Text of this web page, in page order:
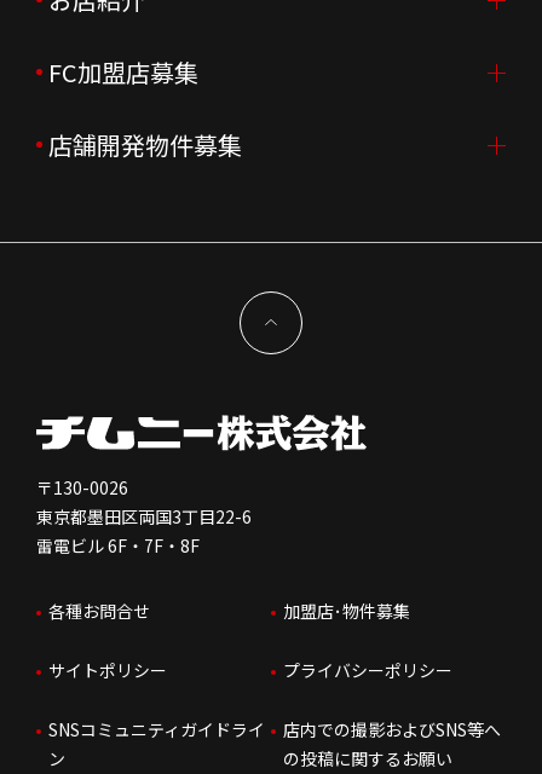
会社沿革
企業理念
新型コロナウイルス対応
月次売上
決算資料
コーポレートガバナンス
免責事項
株価情報
IRお問合せ
新卒採用
中途採用
会社を知る
人を知る
はたらく環境
人財育成
サステナビリティ
店舗を探す・予約する
よくあるご質問
FC加盟店募集
FC加盟店募集TOP
独立支援について
FC加盟店お問合せ
店舗開発物件募集
〒130-0026
東京都墨田区両国3丁目22-6
雷電ビル 6F・7F・8F
各種お問合せ 加盟店･物件募集
サイトポリシー プライバシーポリシー
SNSコミュニティガイドライ
ン
店内での撮影およびSNS等へ
の投稿に関するお願い